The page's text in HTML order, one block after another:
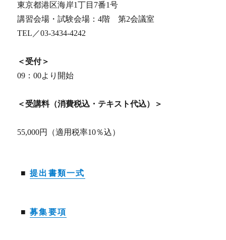
東京都港区海岸1丁目7番1号
講習会場・試験会場：4階 第2会議室
TEL／03-3434-4242
＜受付＞
09：00より開始
＜受講料（消費税込・テキスト代込）＞
55,000円（適用税率10％込）
■提出書類一式
■募集要項